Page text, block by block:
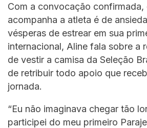
Com a convocação confirmada,
acompanha a atleta é de
vésperas de estrear em sua
internacional, Aline fala sobre a
de vestir a camisa da Seleção
de retribuir todo apoio que
jornada.
“Eu não imaginava chegar tão
participei do meu primeiro